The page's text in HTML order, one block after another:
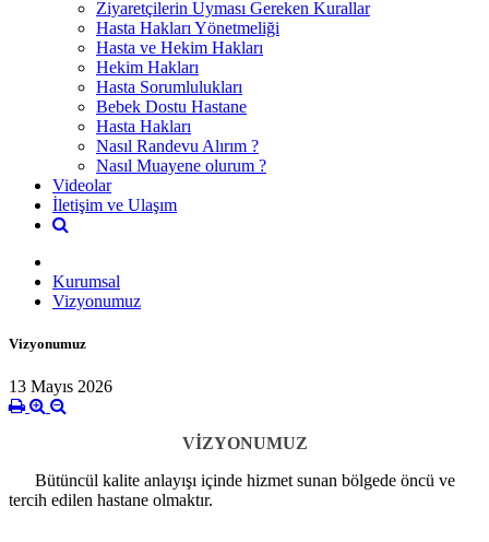
Ziyaretçilerin Uyması Gereken Kurallar
Hasta Hakları Yönetmeliği
Hasta ve Hekim Hakları
Hekim Hakları
Hasta Sorumlulukları
Bebek Dostu Hastane
Hasta Hakları
Nasıl Randevu Alırım ?
Nasıl Muayene olurum ?
Videolar
İletişim ve Ulaşım
Kurumsal
Vizyonumuz
Vizyonumuz
13 Mayıs 2026
VİZYONUMUZ
Bütüncül kalite anlayışı içinde hizmet sunan bölgede öncü ve
tercih edilen hastane olmaktır.